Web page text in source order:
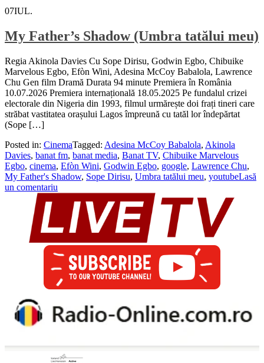
07IUL.
My Father’s Shadow (Umbra tatălui meu)
Regia Akinola Davies Cu Sope Dirisu, Godwin Egbo, Chibuike
Marvelous Egbo, Efòn Wini, Adesina McCoy Babalola, Lawrence
Chu Gen film Dramă Durata 94 minute Premiera în România
10.07.2026 Premiera internațională 18.05.2025 Pe fundalul crizei
electorale din Nigeria din 1993, filmul urmărește doi frați tineri care
străbat vastitatea orașului Lagos împreună cu tatăl lor îndepărtat
(Sope […]
Posted in: CinemaTagged: Adesina McCoy Babalola, Akinola
Davies, banat fm, banat media, Banat TV, Chibuike Marvelous
Egbo, cinema, Efòn Wini, Godwin Egbo, google, Lawrence Chu,
My Father's Shadow, Sope Dirisu, Umbra tatălui meu, youtubeLasă
un comentariu